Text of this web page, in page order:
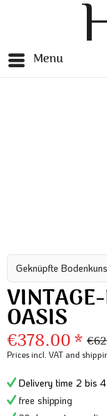
Menu
Geknüpfte
OASIS
€378.00 *
Prices incl. VAT and
Delivery time 2 bis 4
free shipping